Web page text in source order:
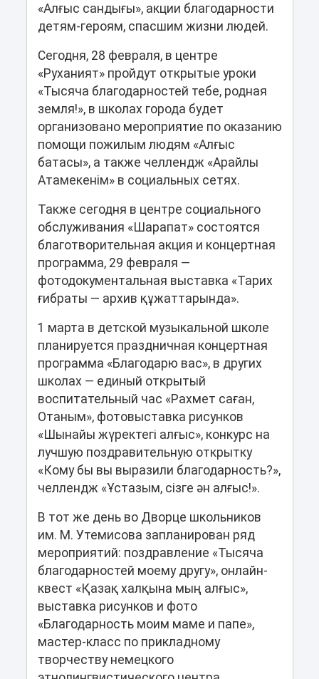
«Алғыс сандығы», акции благодарности
детям-героям, спасшим жизни людей.
Сегодня, 28 февраля, в центре
«Руханият» пройдут открытые уроки
«Тысяча благодарностей тебе, родная
земля!», в школах города будет
организовано мероприятие по оказанию
помощи пожилым людям «Алғыс
батасы», а также челлендж «Арайлы
Атамекенім» в социальных сетях.
Также сегодня в центре социального
обслуживания «Шарапат» состоятся
благотворительная акция и концертная
программа, 29 февраля —
фотодокументальная выставка «Тарих
ғибраты — архив құжаттарында».
1 марта в детской музыкальной школе
планируется праздничная концертная
программа «Благодарю вас», в других
школах — единый открытый
воспитательный час «Рахмет саған,
Отаным», фотовыставка рисунков
«Шынайы жүректегі алғыс», конкурс на
лучшую поздравительную открытку
«Кому бы вы выразили благодарность?»,
челлендж «Ұстазым, сізге ән алғыс!».
В тот же день во Дворце школьников
им. М. Утемисова запланирован ряд
мероприятий: поздравление «Тысяча
благодарностей моему другу», онлайн-
квест «Қазақ халқына мың алғыс»,
выставка рисунков и фото
«Благодарность моим маме и папе»,
мастер-класс по прикладному
творчеству немецкого